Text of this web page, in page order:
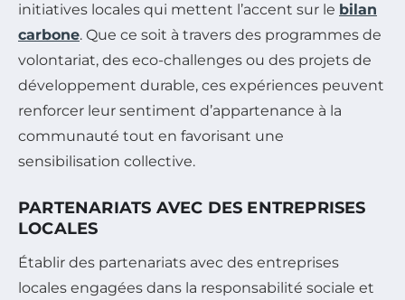
initiatives locales qui mettent l’accent sur le bilan
carbone. Que ce soit à travers des programmes de
volontariat, des eco-challenges ou des projets de
développement durable, ces expériences peuvent
renforcer leur sentiment d’appartenance à la
communauté tout en favorisant une
sensibilisation collective.
PARTENARIATS AVEC DES ENTREPRISES
LOCALES
Établir des partenariats avec des entreprises
locales engagées dans la responsabilité sociale et